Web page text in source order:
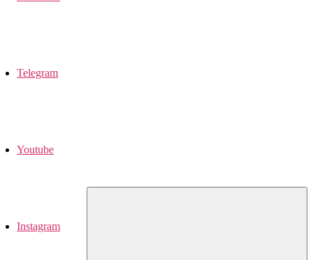
Telegram
Youtube
Instagram